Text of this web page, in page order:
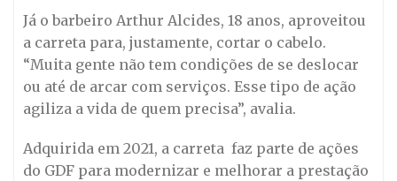
Já o barbeiro Arthur Alcides, 18 anos, aproveitou
a carreta para, justamente, cortar o cabelo.
“Muita gente não tem condições de se deslocar
ou até de arcar com serviços. Esse tipo de ação
agiliza a vida de quem precisa”, avalia.
Adquirida em 2021, a carreta faz parte de ações
do GDF para modernizar e melhorar a prestação